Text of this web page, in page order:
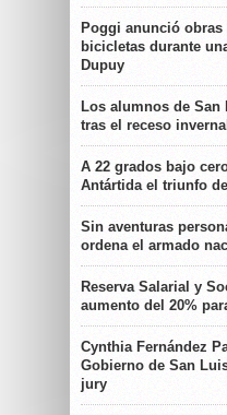
Poggi anunció obras
bicicletas durante
Dupuy
Los alumnos de San
tras el receso
A 22 grados bajo
Antártida el triunfo
Sin aventuras
ordena el armado
Reserva Salarial y
aumento del 20%
Cynthia Fernández
Gobierno de San
jury